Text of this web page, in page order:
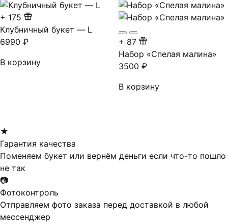
+ 175
Клубничный букет — L
6990 ₽
В корзину
+ 87
Набор «Спелая малина»
3500 ₽
В корзину
★
Гарантия качества
Поменяем букет или вернём деньги если что-то пошло
не так
📷
Фотоконтроль
Отправляем фото заказа перед доставкой в любой
мессенджер